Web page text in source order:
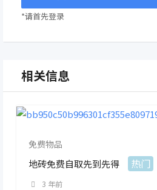
*请首先登录
相关信息
免费物品
地砖免费自取先到先得 热门
3 年前